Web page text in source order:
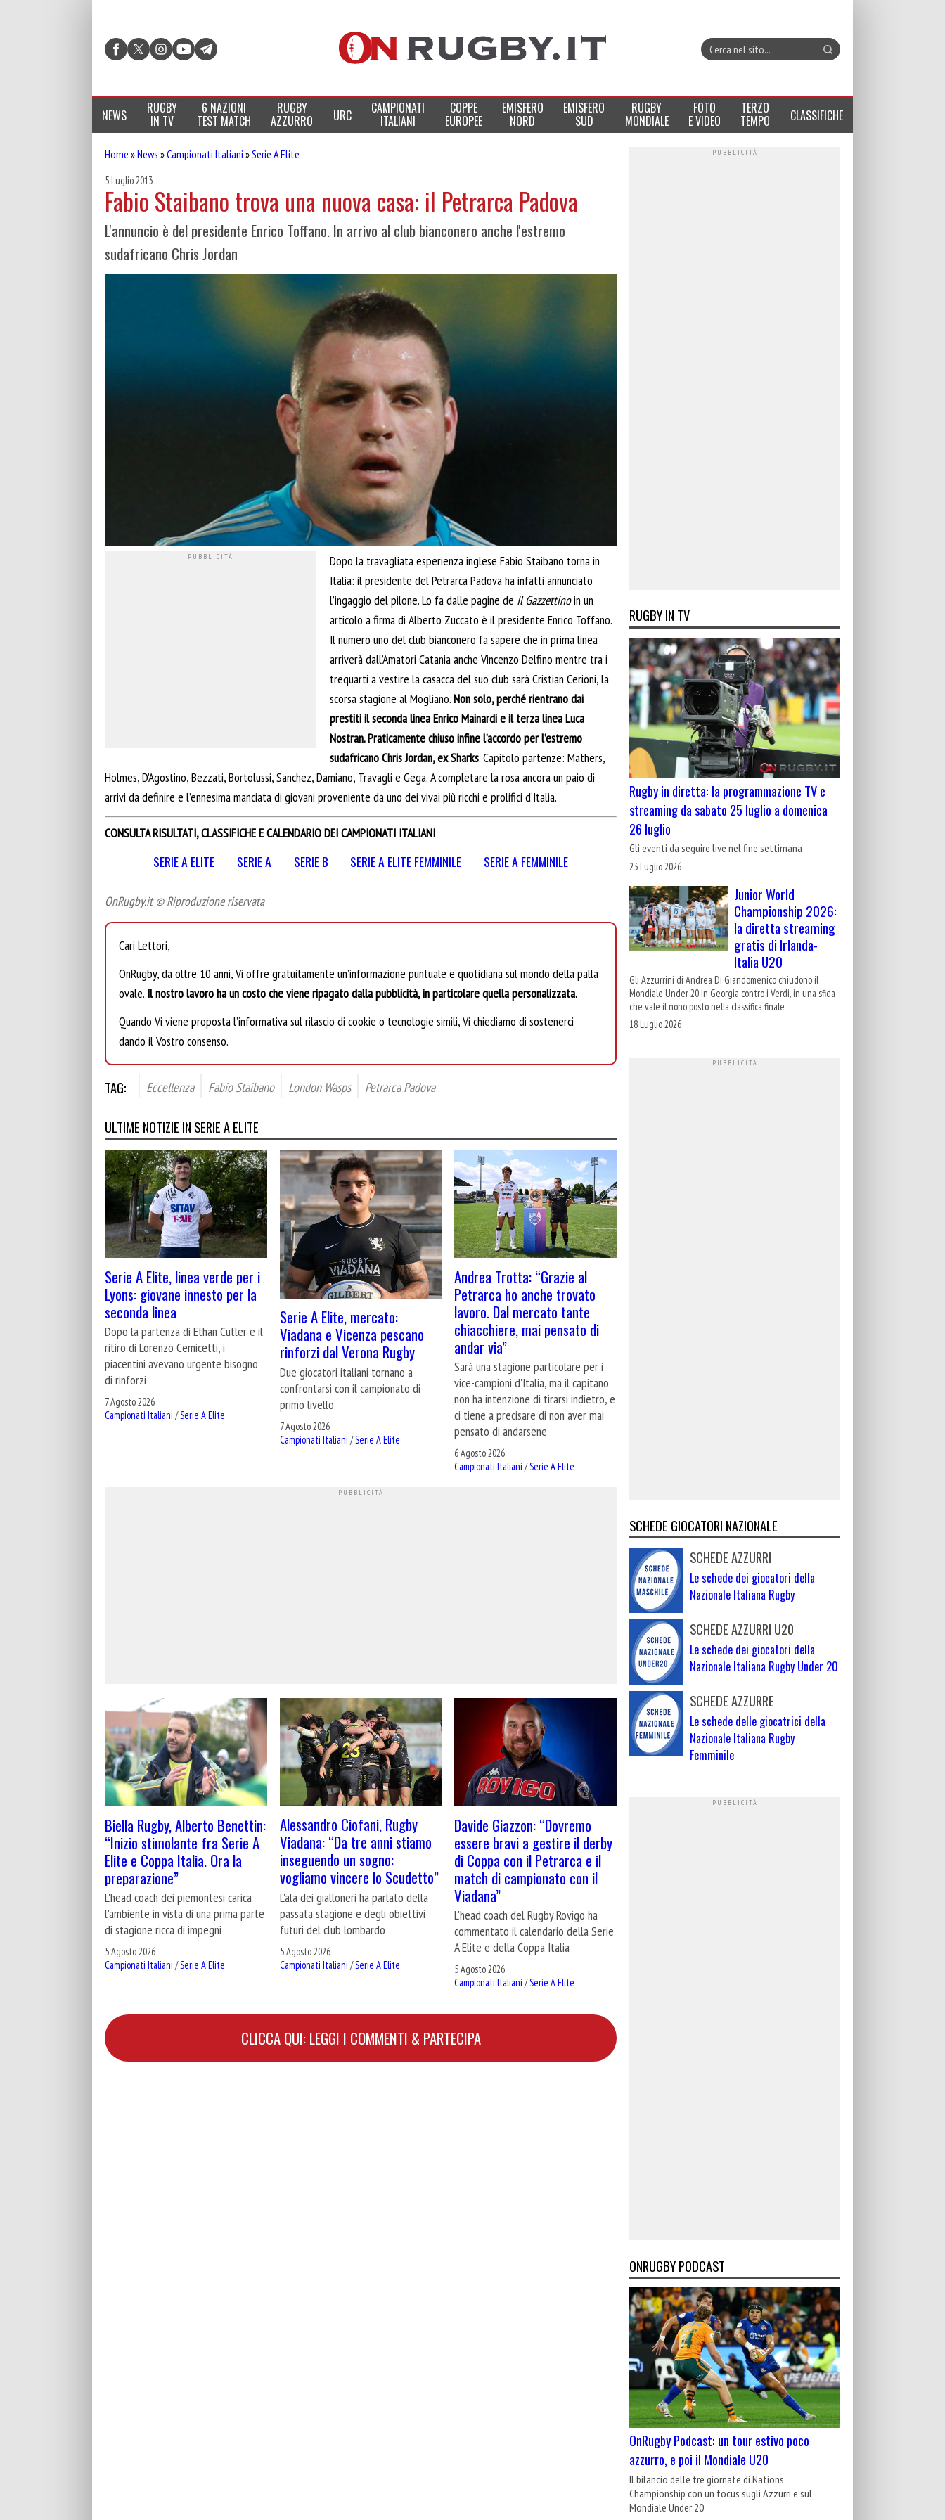
NEWS RUGBY
IN TV
6 NAZIONI
TEST MATCH
RUGBY
AZZURRO URC CAMPIONATI
ITALIANI
COPPE
EUROPEE
EMISFERO
NORD
EMISFERO
SUD
RUGBY
MONDIALE
FOTO
E VIDEO
TERZO
TEMPO CLASSIFICHE
Home »News »Campionati Italiani »Serie A Elite
5 Luglio 2013
Fabio Staibano trova una nuova casa: il Petrarca Padova
L'annuncio è del presidente Enrico Toffano. In arrivo al club bianconero anche l'estremo
sudafricano Chris Jordan
Dopo la travagliata esperienza inglese Fabio Staibano torna in
Italia: il presidente del Petrarca Padova ha infatti annunciato
l’ingaggio del pilone. Lo fa dalle pagine de Il Gazzettinoin un
articolo a firma di Alberto Zuccato è il presidente Enrico Toffano.
Il numero uno del club bianconero fa sapere che in prima linea
arriverà dall’Amatori Catania anche Vincenzo Delfino mentre tra i
trequarti a vestire la casacca del suo club sarà Cristian Cerioni, la
scorsa stagione al Mogliano.Non solo, perché rientrano dai
prestiti il seconda linea Enrico Mainardi e il terza linea Luca
Nostran. Praticamente chiuso infine l’accordo per l’estremo
sudafricano Chris Jordan, ex Sharks. Capitolo partenze: Mathers,
Holmes, D’Agostino, Bezzati, Bortolussi, Sanchez, Damiano, Travagli e Gega. A completare la rosa ancora un paio di
arrivi da definire e l’ennesima manciata di giovani proveniente da uno dei vivai più ricchi e prolifici d’Italia.
CONSULTA RISULTATI, CLASSIFICHE E CALENDARIO DEI CAMPIONATI ITALIANI
SERIE A ELITE SERIE A SERIE B SERIE A ELITE FEMMINILE SERIE A FEMMINILE
OnRugby.it © Riproduzione riservata
Cari Lettori,
OnRugby, da oltre 10 anni, Vi offre gratuitamente un’informazione puntuale e quotidiana sul mondo della palla
ovale. Il nostro lavoro ha un costo che viene ripagato dalla pubblicità, in particolare quella personalizzata.
Quando Vi viene proposta l’informativa sul rilascio di cookie o tecnologie simili, Vi chiediamo di sostenerci
dando il Vostro consenso.
TAG: Eccellenza Fabio Staibano London Wasps Petrarca Padova
ULTIME NOTIZIE IN SERIE A ELITE
Serie A Elite, linea verde per i
Lyons: giovane innesto per la
seconda linea
Dopo la partenza di Ethan Cutler e il
ritiro di Lorenzo Cemicetti, i
piacentini avevano urgente bisogno
di rinforzi
7 Agosto 2026
Campionati Italiani /Serie A Elite
Serie A Elite, mercato:
Viadana e Vicenza pescano
rinforzi dal Verona Rugby
Due giocatori italiani tornano a
confrontarsi con il campionato di
primo livello
7 Agosto 2026
Campionati Italiani /Serie A Elite
Andrea Trotta: “Grazie al
Petrarca ho anche trovato
lavoro. Dal mercato tante
chiacchiere, mai pensato di
andar via”
Sarà una stagione particolare per i
vice-campioni d'Italia, ma il capitano
non ha intenzione di tirarsi indietro, e
ci tiene a precisare di non aver mai
pensato di andarsene
6 Agosto 2026
Campionati Italiani /Serie A Elite
Biella Rugby, Alberto Benettin:
“Inizio stimolante fra Serie A
Elite e Coppa Italia. Ora la
preparazione”
L'head coach dei piemontesi carica
l'ambiente in vista di una prima parte
di stagione ricca di impegni
5 Agosto 2026
Campionati Italiani /Serie A Elite
Alessandro Ciofani, Rugby
Viadana: “Da tre anni stiamo
inseguendo un sogno:
vogliamo vincere lo Scudetto”
L'ala dei gialloneri ha parlato della
passata stagione e degli obiettivi
futuri del club lombardo
5 Agosto 2026
Campionati Italiani /Serie A Elite
Davide Giazzon: “Dovremo
essere bravi a gestire il derby
di Coppa con il Petrarca e il
match di campionato con il
Viadana”
L'head coach del Rugby Rovigo ha
commentato il calendario della Serie
A Elite e della Coppa Italia
5 Agosto 2026
Campionati Italiani /Serie A Elite
CLICCA QUI: LEGGI I COMMENTI & PARTECIPA
RUGBY IN TV
Rugby in diretta: la programmazione TV e
streaming da sabato 25 luglio a domenica
26 luglio
Gli eventi da seguire live nel fine settimana
23 Luglio 2026
Junior World
Championship 2026:
la diretta streaming
gratis di Irlanda-
Italia U20
Gli Azzurrini di Andrea Di Giandomenico chiudono il
Mondiale Under 20 in Georgia contro i Verdi, in una sfida
che vale il nono posto nella classifica finale
18 Luglio 2026
SCHEDE GIOCATORI NAZIONALE
SCHEDE AZZURRI
Le schede dei giocatori della
Nazionale Italiana Rugby
SCHEDE AZZURRI U20
Le schede dei giocatori della
Nazionale Italiana Rugby Under 20
SCHEDE AZZURRE
Le schede delle giocatrici della
Nazionale Italiana Rugby
Femminile
ONRUGBY PODCAST
OnRugby Podcast: un tour estivo poco
azzurro, e poi il Mondiale U20
Il bilancio delle tre giornate di Nations
Championship con un focus sugli Azzurri e sul
Mondiale Under 20